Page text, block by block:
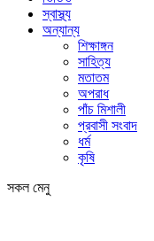
স্বাস্থ্য
অন্যান্য
শিক্ষাঙ্গন
সাহিত্য
মতাতম
অপরাধ
পাঁচ মিশালী
প্রবাসী সংবাদ
ধর্ম
কৃষি
সকল মেনু